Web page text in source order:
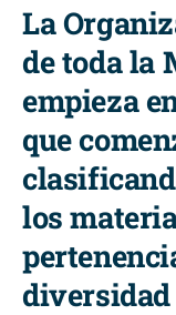
La
de toda la
empieza
que
los
diversidad